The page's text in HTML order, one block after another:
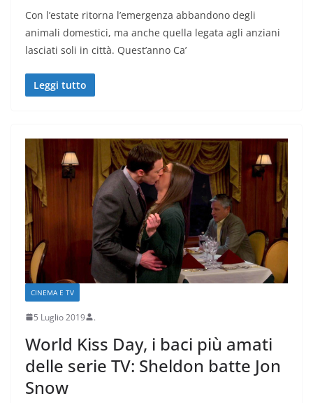
Con l’estate ritorna l’emergenza abbandono degli
animali domestici, ma anche quella legata agli anziani
lasciati soli in città. Quest’anno Ca’
Leggi tutto
CINEMA E TV
5 Luglio 2019 .
World Kiss Day, i baci più amati
delle serie TV: Sheldon batte Jon
Snow